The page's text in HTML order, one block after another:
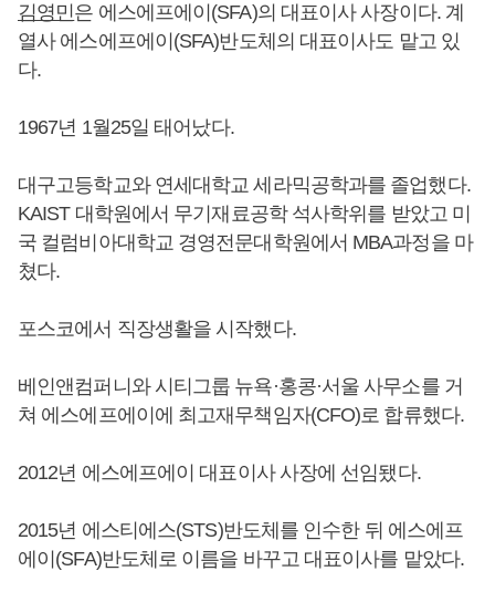
김영민은 에스에프에이(SFA)의 대표이사 사장이다. 계
열사 에스에프에이(SFA)반도체의 대표이사도 맡고 있
다.
1967년 1월25일 태어났다.
대구고등학교와 연세대학교 세라믹공학과를 졸업했다.
KAIST 대학원에서 무기재료공학 석사학위를 받았고 미
국 컬럼비아대학교 경영전문대학원에서 MBA과정을 마
쳤다.
포스코에서 직장생활을 시작했다.
베인앤컴퍼니와 시티그룹 뉴욕·홍콩·서울 사무소를 거
쳐 에스에프에이에 최고재무책임자(CFO)로 합류했다.
2012년 에스에프에이 대표이사 사장에 선임됐다.
2015년 에스티에스(STS)반도체를 인수한 뒤 에스에프
에이(SFA)반도체로 이름을 바꾸고 대표이사를 맡았다.